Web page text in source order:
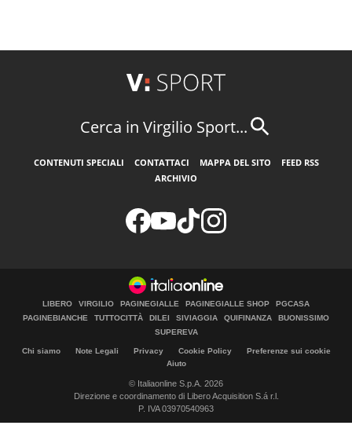
Cerca in Virgilio Sport...
CONTENUTI SPECIALI CONTATTACI MAPPA DEL SITO
FEED RSS
ARCHIVIO
LIBERO VIRGILIO PAGINEGIALLE PAGINEGIALLE SHOP
PGCASA
PAGINEBIANCHE
TUTTOCITTÀ DILEI SIVIAGGIA QUIFINANZA
BUONISSIMO
SUPEREVA
Chi siamo Note Legali Privacy Cookie Policy
Preferenze sui cookie
Aiuto
© Italiaonline S.p.A. 2026
Direzione e coordinamento di Libero Acquisition S.á r.l.
P. IVA 03970540963